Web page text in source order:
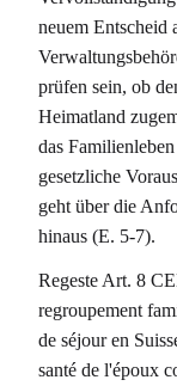
neuem Entscheid
prüfen sein, ob
Heimatland
das
gesetzliche
geht über die
hinaus (E. 5-7).
Regeste Art. 8
regroupement
de séjour en
santé de l'époux